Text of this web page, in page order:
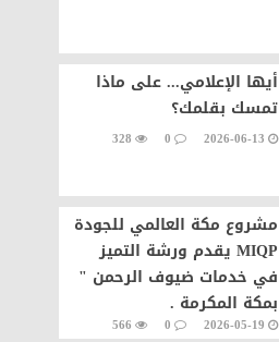
أيها الإعلامي... على ماذا
تمسك بقلمك؟
2026-06-13
0
328
مشروع مكة العالمي للجودة
MIQP يقدم ورشة التميز
في خدمات ضيوف الرحمن "
بمكة المكرمة .
2026-05-19
0
566